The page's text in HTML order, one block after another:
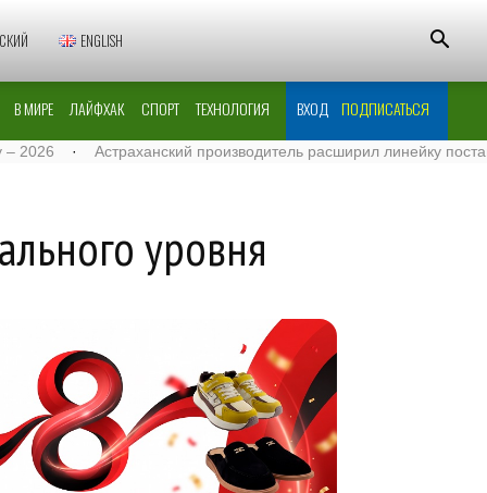
ENGLISH
В МИРЕ ЛАЙФХАК СПОРТ ТЕХНОЛОГИЯ ВХОД ПОДПИСАТЬСЯ
Астраханский производитель расширил линейку поставок муки в
уровня